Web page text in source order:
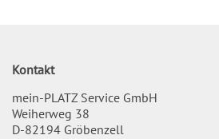
Kontakt
mein-PLATZ Service GmbH
Weiherweg 38
D-82194 Gröbenzell